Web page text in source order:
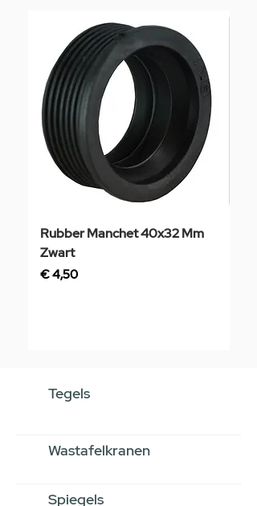
Rubber Manchet 40x32 Mm
Zwart
Prijs
€ 4,50
Tegels
Wastafelkranen
Spiegels